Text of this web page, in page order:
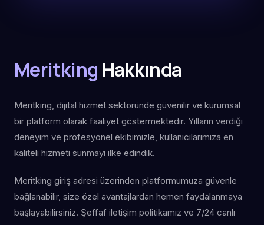
Meritking Hakkında
Meritking, dijital hizmet sektöründe güvenilir ve kurumsal
bir platform olarak faaliyet göstermektedir. Yılların verdiği
deneyim ve profesyonel ekibimizle, kullanıcılarımıza en
kaliteli hizmeti sunmayı ilke edindik.
Meritking giriş adresi üzerinden platformumuza güvenle
bağlanabilir, size özel avantajlardan hemen faydalanmaya
başlayabilirsiniz. Şeffaf iletişim politikamız ve 7/24 canlı